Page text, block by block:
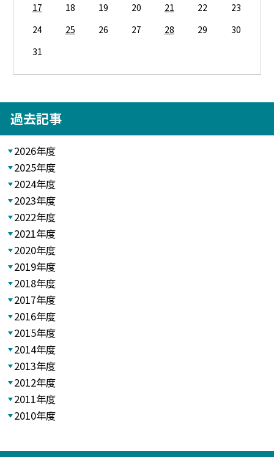
17
18 19 20 21 22
23
24
25 26 27 28 29
30
31
過去記事
2026年度
2025年度
2024年度
2023年度
2022年度
2021年度
2020年度
2019年度
2018年度
2017年度
2016年度
2015年度
2014年度
2013年度
2012年度
2011年度
2010年度